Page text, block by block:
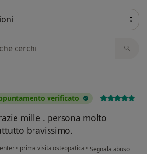
verificato
mille . persona molto
bravissimo.
• prima visita osteopatica • secondo l'opinione
Segnala abuso